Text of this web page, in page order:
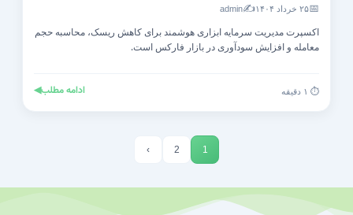
📅۲۵ خرداد ۱۴۰۴ ✍️
admin
اکسپرت مدیریت سرمایه ابزاری هوشمند برای کاهش ریسک، محاسبه حجم
معامله و افزایش سودآوری در بازار فارکس است.
⏱️ ۱ دقیقه ادامه مطلب◀
1
2
›